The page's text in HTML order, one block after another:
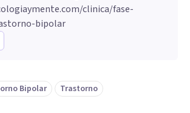
clinica/fase-
bipolar
Bipolar Trastorno